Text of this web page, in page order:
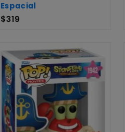
Espacial
$319